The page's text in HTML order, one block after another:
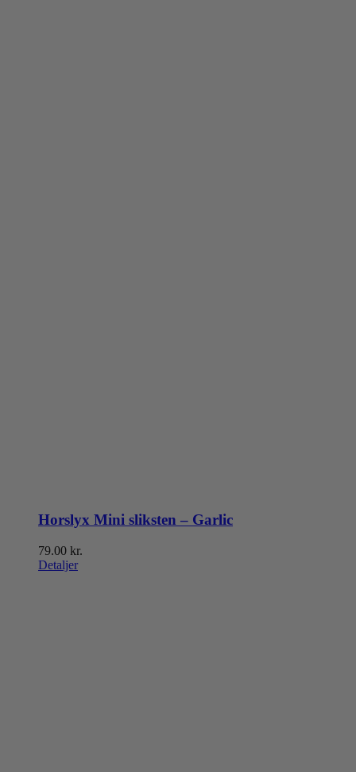
Horslyx Mini sliksten – Garlic
79.00 kr.
Detaljer